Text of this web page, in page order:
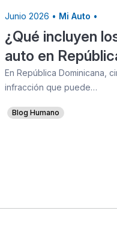
Junio 2026 • Mi Auto •
¿Qué incluyen
auto en
En República Dominicana,
infracción que puede…
Blog Humano